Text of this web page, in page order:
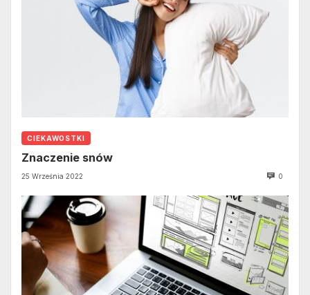
CIEKAWOSTKI
Znaczenie snów
25 Września 2022 0